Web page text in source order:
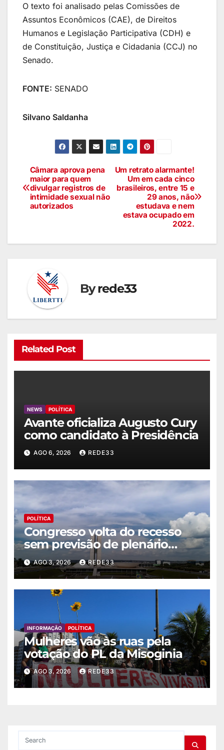
O texto foi analisado pelas Comissões de
Assuntos Econômicos (CAE), de Direitos
Humanos e Legislação Participativa (CDH) e
de Constituição, Justiça e Cidadania (CCJ) no
Senado.
FONTE: SENADO
Silvano Saldanha
Um retrato alarmante!
Um em cada cinco
brasileiros, entre 15 e
29 anos, não
estudava e nem
estava ocupado em
2022.
Câmara aprova pena
maior para quem
divulgar registros de
intimidade sexual não
autorizados
Byrede33
Related Post
NEWS POLÍTICA
Avante oficializa Augusto Cury
como candidato à Presidência
AGO 6, 2026 REDE33
POLÍTICA
Congresso volta do recesso
sem previsão de plenário
nesta semana
AGO 3, 2026 REDE33
INFORMAÇÃO POLÍTICA
Mulheres vão às ruas pela
votação do PL da Misoginia
AGO 3, 2026 REDE33